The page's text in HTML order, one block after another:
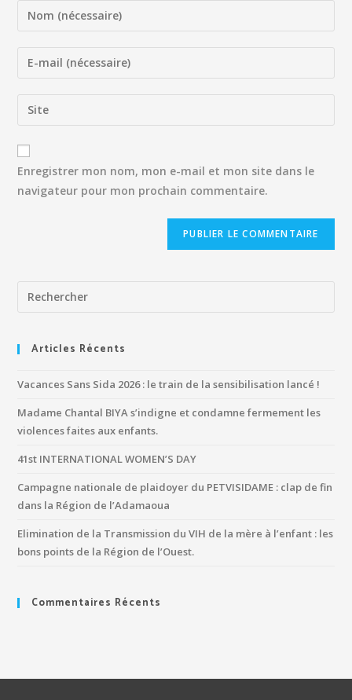
Enregistrer mon nom, mon e-mail et mon site dans le
navigateur pour mon prochain commentaire.
Articles Récents
Vacances Sans Sida 2026 : le train de la sensibilisation lancé !
Madame Chantal BIYA s’indigne et condamne fermement les
violences faites aux enfants.
41st INTERNATIONAL WOMEN’S DAY
Campagne nationale de plaidoyer du PETVISIDAME : clap de fin
dans la Région de l’Adamaoua
Elimination de la Transmission du VIH de la mère à l’enfant : les
bons points de la Région de l’Ouest.
Commentaires Récents